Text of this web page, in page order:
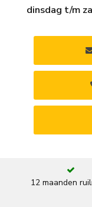
dinsdag t/m
12 maanden